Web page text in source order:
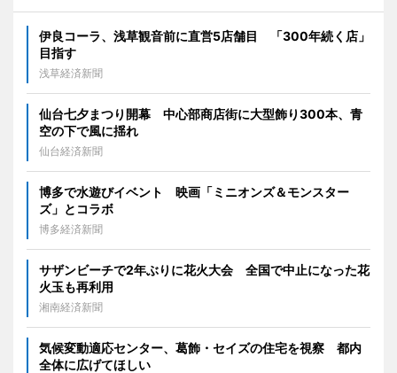
伊良コーラ、浅草観音前に直営5店舗目 「300年続く店」
目指す
浅草経済新聞
仙台七夕まつり開幕 中心部商店街に大型飾り300本、青
空の下で風に揺れ
仙台経済新聞
博多で水遊びイベント 映画「ミニオンズ＆モンスター
ズ」とコラボ
博多経済新聞
サザンビーチで2年ぶりに花火大会 全国で中止になった花
火玉も再利用
湘南経済新聞
気候変動適応センター、葛飾・セイズの住宅を視察 都内
全体に広げてほしい